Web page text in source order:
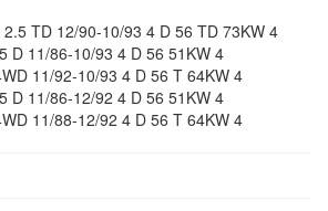
TD 12/90-10/93 4 D 56 TD 73KW 4
D 11/86-10/93 4 D 56 51KW 4
11/92-10/93 4 D 56 T 64KW 4
D 11/86-12/92 4 D 56 51KW 4
11/88-12/92 4 D 56 T 64KW 4